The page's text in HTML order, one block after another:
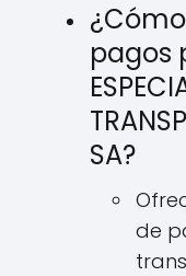
pagos
SA?
de